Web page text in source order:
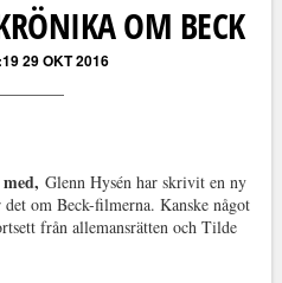
OM BECK
29 OKT 2016
Glenn Hysén har skrivit en ny
om Beck-filmerna. Kanske något
från allemansrätten och Tilde